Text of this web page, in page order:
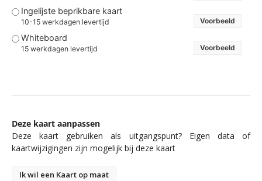
Ingelijste beprikbare kaart
10-15 werkdagen levertijd Voorbeeld
Whiteboard
15 werkdagen levertijd Voorbeeld
Deze kaart aanpassen
Deze kaart gebruiken als uitgangspunt? Eigen data of
kaartwijzigingen zijn mogelijk bij deze kaart
Ik wil een Kaart op maat